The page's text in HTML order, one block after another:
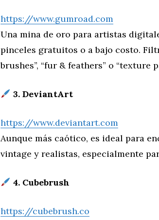
https://www.gumroad.com
Una mina de oro para artistas
pinceles gratuitos o a bajo costo.
brushes”, “fur & feathers” o “texture
3. DeviantArt
https://www.deviantart.com
Aunque más caótico, es ideal para
vintage y realistas, especialmente
4. Cubebrush
https://cubebrush.co